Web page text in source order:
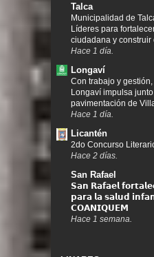
Talca
Municipalidad de
Líderes para
ciudadana y construir
Hace 1 día.
Longaví
Con trabajo y
Longaví impulsa
pavimentación de
Hace 1 día.
Licantén
2do Concurso
Hace 2 días.
San Rafael
𝗦𝗮𝗻 𝗥𝗮𝗳𝗮𝗲𝗹
𝗽𝗮𝗿𝗮 𝗹𝗮 𝘀𝗮𝗹𝘂𝗱
𝗖𝗢𝗔𝗡𝗜𝗤𝗨𝗘𝗠
Hace 1 semana.